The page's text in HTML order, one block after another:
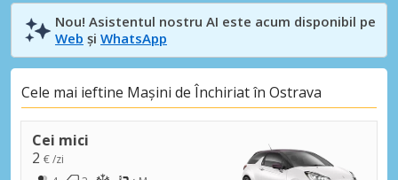
Nou! Asistentul nostru AI este acum disponibil pe
Web și WhatsApp
Cele mai ieftine Mașini de Închiriat în Ostrava
Cei mici
2 € /zi